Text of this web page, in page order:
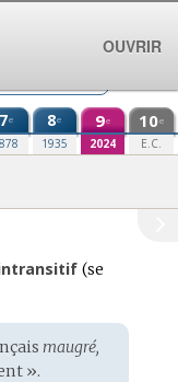
7e 8e
1935
9e
2024
10e
E.C.
(se
maugré,
».
OUVRIR